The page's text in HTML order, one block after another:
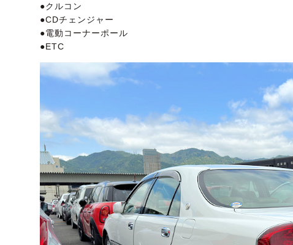
●クルコン
●CDチェンジャー
●電動コーナーポール
●ETC